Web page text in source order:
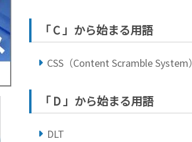
「 C 」から始まる用語
CSS（Content Scramble System）
「 D 」から始まる用語
DLT